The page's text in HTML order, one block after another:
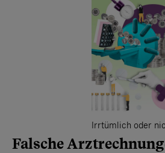
Irrtümlich oder
Falsche